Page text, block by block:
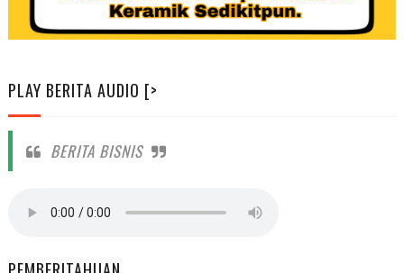
PLAY BERITA AUDIO [>
BERITA BISNIS